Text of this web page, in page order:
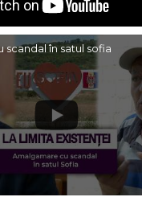
scandal în satul sofia